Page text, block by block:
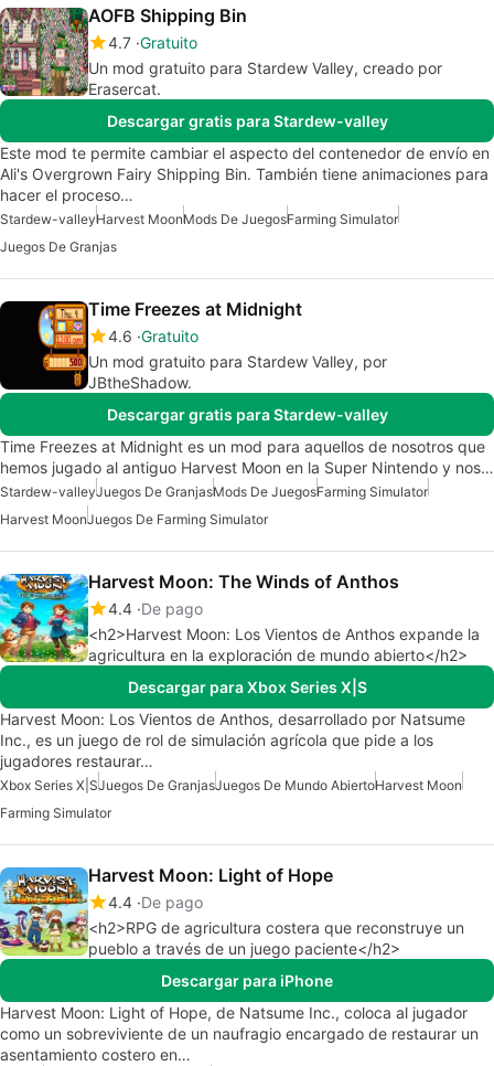
AOFB Shipping Bin
4.7 Gratuito
Un mod gratuito para Stardew Valley, creado por
Erasercat.
Descargar gratis para Stardew-valley
Este mod te permite cambiar el aspecto del contenedor de envío en
Ali's Overgrown Fairy Shipping Bin. También tiene animaciones para
hacer el proceso…
Stardew-valleyHarvest MoonMods De JuegosFarming Simulator
Juegos De Granjas
Time Freezes at Midnight
4.6 Gratuito
Un mod gratuito para Stardew Valley, por
JBtheShadow.
Descargar gratis para Stardew-valley
Time Freezes at Midnight es un mod para aquellos de nosotros que
hemos jugado al antiguo Harvest Moon en la Super Nintendo y nos…
Stardew-valleyJuegos De GranjasMods De JuegosFarming Simulator
Harvest MoonJuegos De Farming Simulator
Harvest Moon: The Winds of Anthos
4.4 De pago
<h2>Harvest Moon: Los Vientos de Anthos expande la
agricultura en la exploración de mundo abierto</h2>
Descargar para Xbox Series X|S
Harvest Moon: Los Vientos de Anthos, desarrollado por Natsume
Inc., es un juego de rol de simulación agrícola que pide a los
jugadores restaurar…
Xbox Series X|SJuegos De GranjasJuegos De Mundo AbiertoHarvest Moon
Farming Simulator
Harvest Moon: Light of Hope
4.4 De pago
<h2>RPG de agricultura costera que reconstruye un
pueblo a través de un juego paciente</h2>
Descargar para iPhone
Harvest Moon: Light of Hope, de Natsume Inc., coloca al jugador
como un sobreviviente de un naufragio encargado de restaurar un
asentamiento costero en…